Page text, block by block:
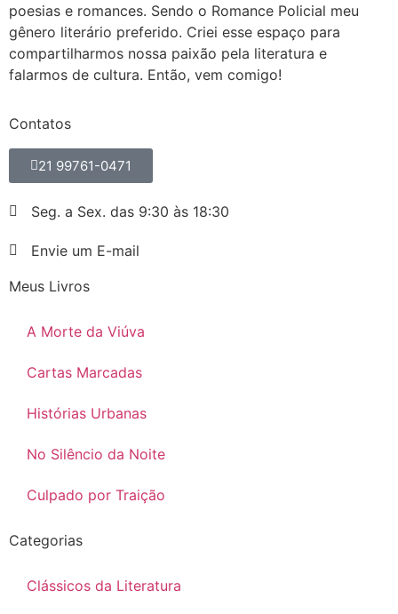
poesias e romances. Sendo o Romance Policial meu
gênero literário preferido. Criei esse espaço para
compartilharmos nossa paixão pela literatura e
falarmos de cultura. Então, vem comigo!
Contatos
21 99761-0471
Seg. a Sex. das 9:30 às 18:30
Envie um E-mail
Meus Livros
A Morte da Viúva
Cartas Marcadas
Histórias Urbanas
No Silêncio da Noite
Culpado por Traição
Categorias
Clássicos da Literatura